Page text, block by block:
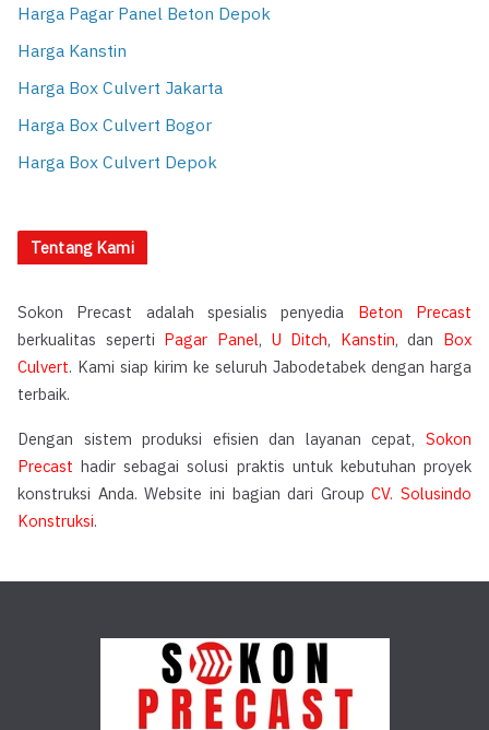
Harga Pagar Panel Beton Depok
Harga Kanstin
Harga Box Culvert Jakarta
Harga Box Culvert Bogor
Harga Box Culvert Depok
Tentang Kami
Sokon Precast adalah spesialis penyedia Beton Precast
berkualitas seperti Pagar Panel, U Ditch, Kanstin, dan Box
Culvert. Kami siap kirim ke seluruh Jabodetabek dengan harga
terbaik.
Dengan sistem produksi efisien dan layanan cepat, Sokon
Precast hadir sebagai solusi praktis untuk kebutuhan proyek
konstruksi Anda. Website ini bagian dari GroupCV. Solusindo
Konstruksi.